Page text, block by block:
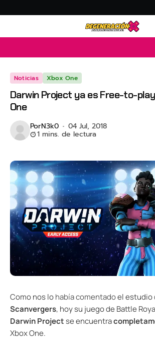
Noticias Xbox One
Darwin Project ya es Free-to-
One
PorN3k0 04 Jul, 2018
1 mins. de lectura
Como nos lohabía comentadoel estudio
Scanvergers, hoy su juego de Battle
Darwin Projectse encuentra
Xbox One.